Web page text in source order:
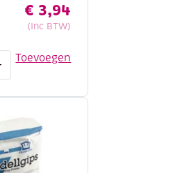
€ 3,94
(Inc BTW)
Toevoegen